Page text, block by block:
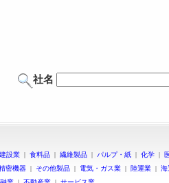
社名
建設業 | 食料品 | 繊維製品 | パルプ・紙 | 化学 |
密機器 | その他製品 | 電気・ガス業 | 陸運業 | 海